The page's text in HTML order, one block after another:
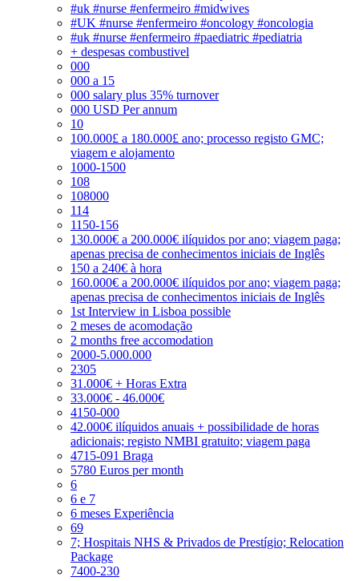
#uk #nurse #enfermeiro #midwives
#UK #nurse #enfermeiro #oncology #oncologia
#uk #nurse #enfermeiro #paediatric #pediatria
+ despesas combustivel
000
000 a 15
000 salary plus 35% turnover
000 USD Per annum
10
100.000£ a 180.000£ ano; processo registo GMC;
viagem e alojamento
1000-1500
108
108000
114
1150-156
130.000€ a 200.000€ ilíquidos por ano; viagem paga;
apenas precisa de conhecimentos iniciais de Inglês
150 a 240€ à hora
160.000€ a 200.000€ ilíquidos por ano; viagem paga;
apenas precisa de conhecimentos iniciais de Inglês
1st Interview in Lisboa possible
2 meses de acomodação
2 months free accomodation
2000-5.000.000
2305
31.000€ + Horas Extra
33.000€ - 46.000€
4150-000
42.000€ ilíquidos anuais + possibilidade de horas
adicionais; registo NMBI gratuito; viagem paga
4715-091 Braga
5780 Euros per month
6
6 e 7
6 meses Experiência
69
7; Hospitais NHS & Privados de Prestígio; Relocation
Package
7400-230